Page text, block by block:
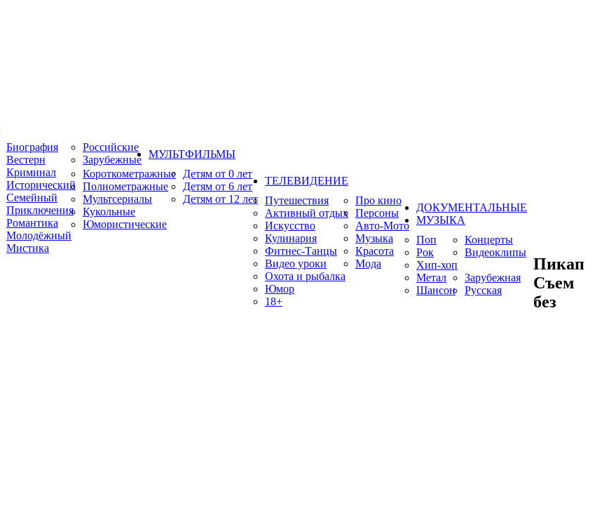
Биография
Вестерн
Криминал
Исторический
Семейный
Приключения
Романтика
Молодёжный
Мистика
Российские
Зарубежные МУЛЬТФИЛЬМЫ
Короткометражные
Полнометражные
Мультсериалы
Кукольные
Юмористические
Детям от 0 лет
Детям от 6 лет
Детям от 12 лет
ТЕЛЕВИДЕНИЕ
Путешествия
Активный отдых
Искусство
Кулинария
Фитнес-Танцы
Видео уроки
Охота и рыбалка
Юмор
18+
Про кино
Персоны
Авто-Мото
Музыка
Красота
Мода
ДОКУМЕНТАЛЬНЫЕ
МУЗЫКА
Поп
Рок
Хип-хоп
Метал
Шансон
Концерты
Видеоклипы
Зарубежная
Русская
Пикап
Съем
без